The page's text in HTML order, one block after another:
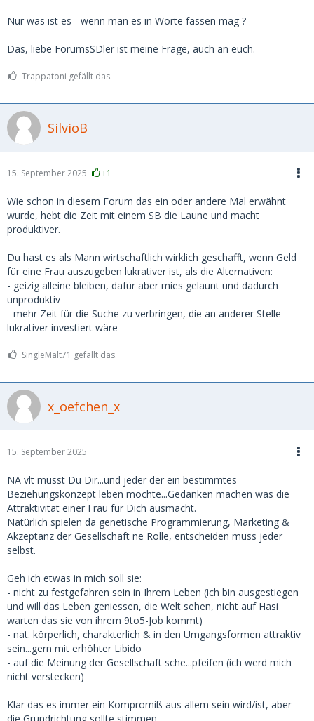
Nur was ist es - wenn man es in Worte fassen mag ?
Das, liebe ForumsSDler ist meine Frage, auch an euch.
Trappatoni gefällt das.
SilvioB
15. September 2025 +1
Wie schon in diesem Forum das ein oder andere Mal erwähnt
wurde, hebt die Zeit mit einem SB die Laune und macht
produktiver.
Du hast es als Mann wirtschaftlich wirklich geschafft, wenn Geld
für eine Frau auszugeben lukrativer ist, als die Alternativen:
- geizig alleine bleiben, dafür aber mies gelaunt und dadurch
unproduktiv
- mehr Zeit für die Suche zu verbringen, die an anderer Stelle
lukrativer investiert wäre
SingleMalt71 gefällt das.
x_oefchen_x
15. September 2025
NA vlt musst Du Dir...und jeder der ein bestimmtes
Beziehungskonzept leben möchte...Gedanken machen was die
Attraktivität einer Frau für Dich ausmacht.
Natürlich spielen da genetische Programmierung, Marketing &
Akzeptanz der Gesellschaft ne Rolle, entscheiden muss jeder
selbst.
Geh ich etwas in mich soll sie:
- nicht zu festgefahren sein in Ihrem Leben (ich bin ausgestiegen
und will das Leben geniessen, die Welt sehen, nicht auf Hasi
warten das sie von ihrem 9to5-Job kommt)
- nat. körperlich, charakterlich & in den Umgangsformen attraktiv
sein...gern mit erhöhter Libido
- auf die Meinung der Gesellschaft sche...pfeifen (ich werd mich
nicht verstecken)
Klar das es immer ein Kompromiß aus allem sein wird/ist, aber